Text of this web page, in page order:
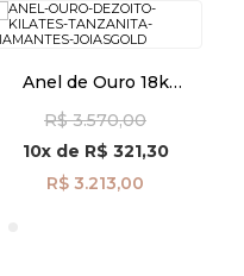
Anel de Ouro 18k
an42008
R$ 3.570,00
10xde R$ 321,30
R$ 3.213,00